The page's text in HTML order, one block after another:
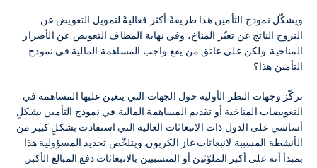
ويشكّل نموذج التأمين هذا طريقةً أكثر فعاليةً لتمويل التعويض عن
النزوح الناتج عن تغيّر المناخ، وفي نهاية المطاف التعويض عن الأضرار
المناخية. ولكن على عاتق من يقع واجب المساهمة المالية في نموذج
التأمين هذا؟
تركّز وجهات النظر الأولية حول الجهات التي يتعين عليها المساهمة في
التعويضات المناخية أو تقديم المساهمة المالية في نموذج التأمين بشكلٍ
أساسي على الدول ذات الانبعاثات العالية التي استفادت بشكلٍ كبير من
الأنشطة المسببة لانبعاثات غاز الكربون. ويتلخّص تحديد المسؤولية هذا
بمبدأ أنه على أكبر الملوّثين أو المتسببين بالانبعاثات دفع المبالغ الأكبر.